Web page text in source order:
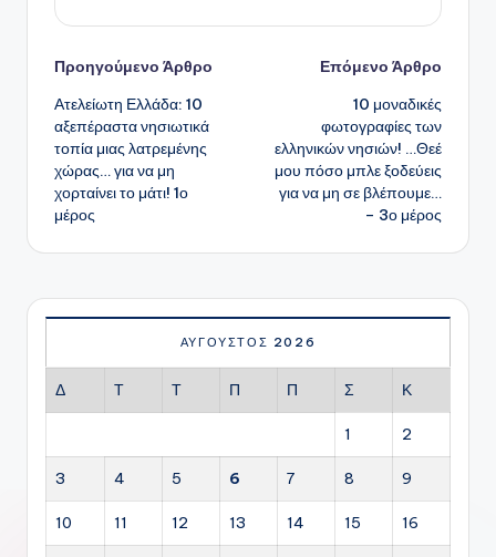
Πλοήγηση
δημοσιεύσεων
Προηγούμενο Άρθρο
Ατελείωτη Ελλάδα: 10
αξεπέραστα νησιωτικά
τοπία μιας λατρεμένης
χώρας… για να μη
χορταίνει το μάτι! 1ο
μέρος
Επόμενο Άρθρο
10 μοναδικές
φωτογραφίες των
ελληνικών νησιών! …Θεέ
μου πόσο μπλε ξοδεύεις
για να μη σε βλέπουμε…
– 3ο μέρος
ΑΎΓΟΥΣΤΟΣ 2026
Δ Τ Τ Π Π Σ Κ
1 2
3 4 5 6 7 8 9
10 11 12 13 14 15 16